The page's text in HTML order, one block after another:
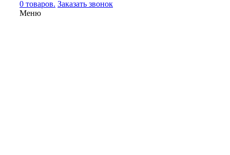
0 товаров. Заказать звонок
Меню